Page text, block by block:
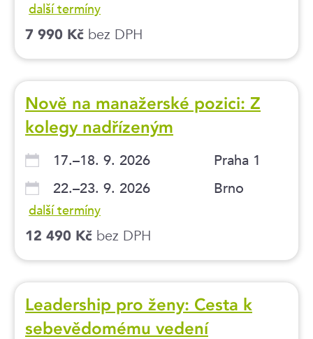
další termíny
7 990 Kč bez DPH
Nově na manažerské pozici: Z
kolegy nadřízeným
17.–18. 9. 2026
Praha 1
22.–23. 9. 2026
Brno
další termíny
12 490 Kč bez DPH
Leadership pro ženy: Cesta k
sebevědomému vedení